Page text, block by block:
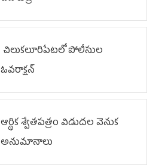
చిలుక‌లూరిపేట‌లో పోలీసుల
ఓవ‌రాక్ష‌న్‌
ఆర్థిక శ్వేతపత్రం విడుదల వెనుక
అనుమానాలు